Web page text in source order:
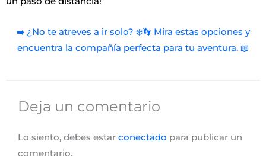
➡️ ¿No te atreves a ir solo? ❄️👣 Mira estas opciones y
encuentra la compañía perfecta para tu aventura. 📖
Deja un comentario
Lo siento, debes estar conectado para publicar un
comentario.